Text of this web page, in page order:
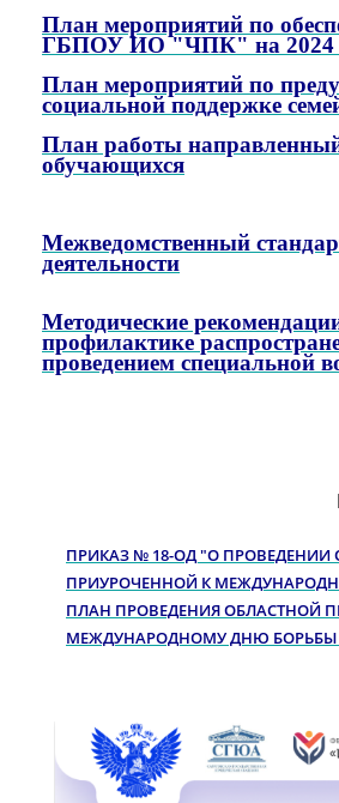
План мероприятий по
ГБПОУ ИО "ЧПК" на 2024
План мероприятий по
социальной поддержке
План работы
обучающихся
Межведомственный
деятельности
Методические
профилактике
проведением специальной
ПРИКАЗ № 18-ОД "О
ПРИУРОЧЕННОЙ К
ПЛАН ПРОВЕДЕНИЯ ОБЛАСТНОЙ
МЕЖДУНАРОДНОМУ ДНЮ БОРЬБЫ